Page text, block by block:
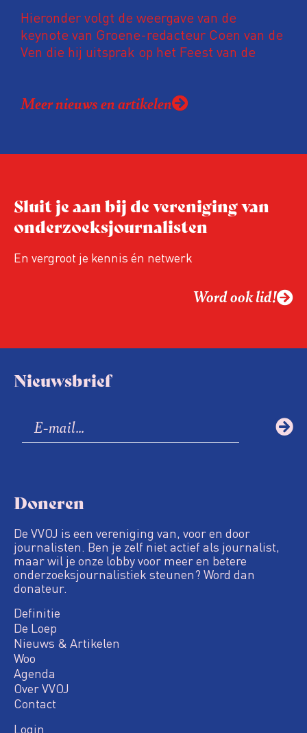
Hieronder volgt de weergave van de
keynote van Groene-redacteur Coen van de
Ven die hij uitsprak op het Feest van de
Coen uit zijn zorgen over de relatie tussen
de macht, de pers en het publiek aan de
Niet de maker, maar de ontvanger
relevant in tijden van nieuwe verzuiling?
Hoe moet de journalistiek omgaan met
een steeds onverschilligere macht?
Meer nieuws en artikelen
Sluit je aan bij de vereniging van
onderzoeksjournalisten
En vergroot je kennis én netwerk
Word ook lid!
Nieuwsbrief
Doneren
De VVOJ is een vereniging van, voor en door
journalisten. Ben je zelf niet actief als journalist,
maar wil je onze lobby voor meer en betere
onderzoeksjournalistiek steunen? Word dan
donateur.
Definitie
De Loep
Nieuws & Artikelen
Woo
Agenda
Over VVOJ
Contact
Login